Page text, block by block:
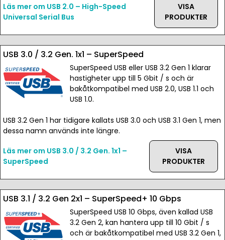
Läs mer om USB 2.0 – High-Speed
Universal Serial Bus
VISA
PRODUKTER
USB 3.0 / 3.2 Gen. 1x1 – SuperSpeed
SuperSpeed USB eller USB 3.2 Gen 1 klarar
hastigheter upp till 5 Gbit / s och är
bakåtkompatibel med USB 2.0, USB 1.1 och
USB 1.0.
USB 3.2 Gen 1 har tidigare kallats USB 3.0 och USB 3.1 Gen 1, men
dessa namn används inte längre.
Läs mer om USB 3.0 / 3.2 Gen. 1x1 –
SuperSpeed
VISA
PRODUKTER
USB 3.1 / 3.2 Gen 2x1 – SuperSpeed+ 10 Gbps
SuperSpeed USB 10 Gbps, även kallad USB
3.2 Gen 2, kan hantera upp till 10 Gbit / s
och är bakåtkompatibel med USB 3.2 Gen 1,